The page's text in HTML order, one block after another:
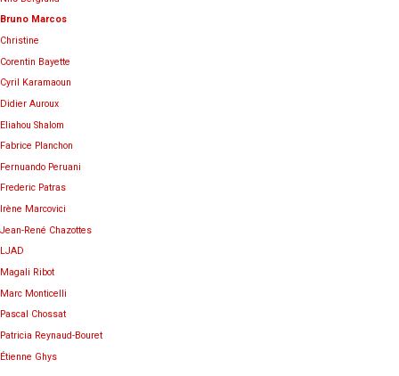
Bruno Marcos
Christine
Corentin Bayette
Cyril Karamaoun
Didier Auroux
Eliahou Shalom
Fabrice Planchon
Fernuando Peruani
Frederic Patras
Irène Marcovici
Jean-René Chazottes
LJAD
Magali Ribot
Marc Monticelli
Pascal Chossat
Patricia Reynaud-Bouret
Étienne Ghys